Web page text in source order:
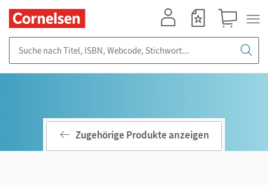
Zugehörige Produkte anzeigen